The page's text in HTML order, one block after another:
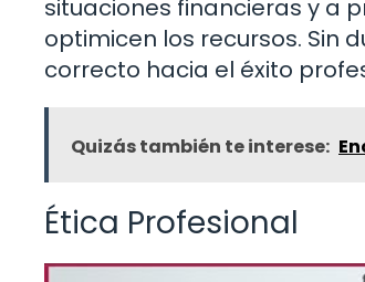
situaciones financieras y a
optimicen los recursos. Sin
correcto hacia el éxito
Quizás también te interese:
Ética Profesional